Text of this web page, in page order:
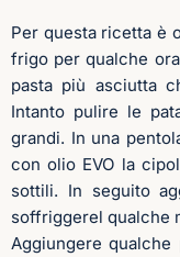
Per questa ricetta è
frigo per qualche
pasta più asciutta
Intanto pulire le
grandi. In una
con olio EVO la
sottili. In seguito
soffriggerel qualche
Aggiungere